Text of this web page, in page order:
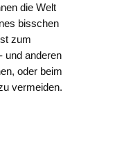
die Welt
bisschen
zum
und anderen
oder beim
vermeiden.